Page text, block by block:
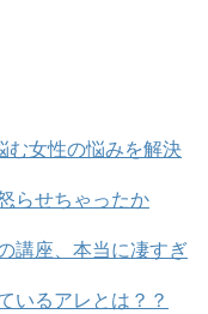
む女性の悩みを解決
らせちゃったか
講座、本当に凄すぎ
いるアレとは？？